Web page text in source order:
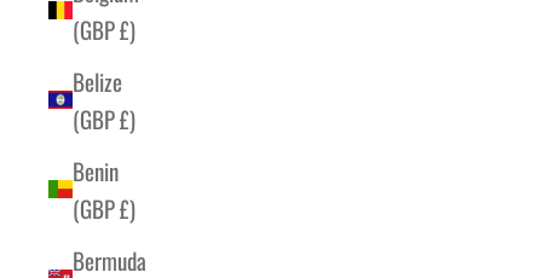
(GBP £)
Belize
(GBP £)
Benin
(GBP £)
Bermuda